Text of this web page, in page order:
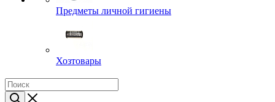
Предметы личной гигиены
Хозтовары